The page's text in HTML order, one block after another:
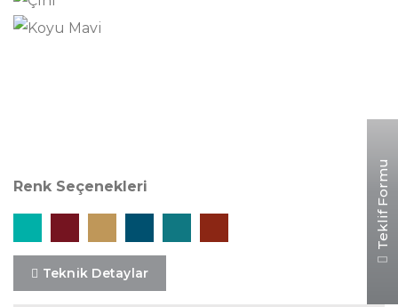
Renk Seçenekleri
Teknik Detaylar
Teklif Formu